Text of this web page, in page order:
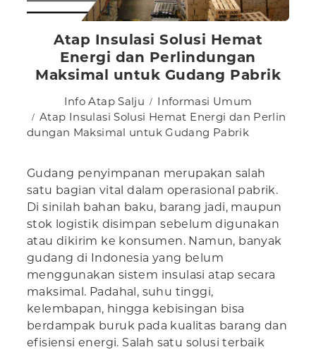
Atap Insulasi Solusi Hemat
Energi dan Perlindungan
Maksimal untuk Gudang Pabrik
Info Atap Salju
Informasi Umum
Atap Insulasi Solusi Hemat Energi dan Perlin
dungan Maksimal untuk Gudang Pabrik
Gudang penyimpanan merupakan salah
satu bagian vital dalam operasional pabrik.
Di sinilah bahan baku, barang jadi, maupun
stok logistik disimpan sebelum digunakan
atau dikirim ke konsumen. Namun, banyak
gudang di Indonesia yang belum
menggunakan sistem insulasi atap secara
maksimal. Padahal, suhu tinggi,
kelembapan, hingga kebisingan bisa
berdampak buruk pada kualitas barang dan
efisiensi energi. Salah satu solusi terbaik